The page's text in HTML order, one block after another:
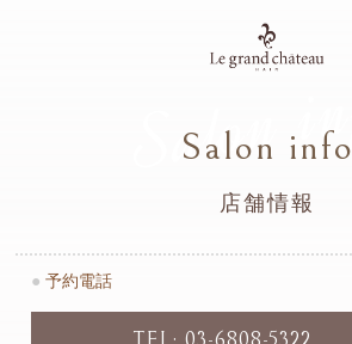
Salon info
Salon info
店舗情報
● 予約電話